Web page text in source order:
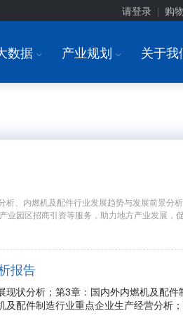
请登录 购
数据 I 产业规划 I 关于我
、内燃机及配件行业发展趋势与发展前景分
园区招商引资等服务，助力地方产业发展，促
报告
状分析；第3章：国内外内燃机及配件
配件制造行业重点企业生产经营分析